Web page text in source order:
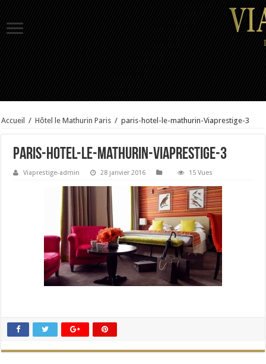
Accueil / Hôtel le Mathurin Paris / paris-hotel-le-mathurin-Viaprestige-3
paris-hotel-le-mathurin-Viaprestige-3
Viaprestige-admin 28 janvier 2016 15 Vues